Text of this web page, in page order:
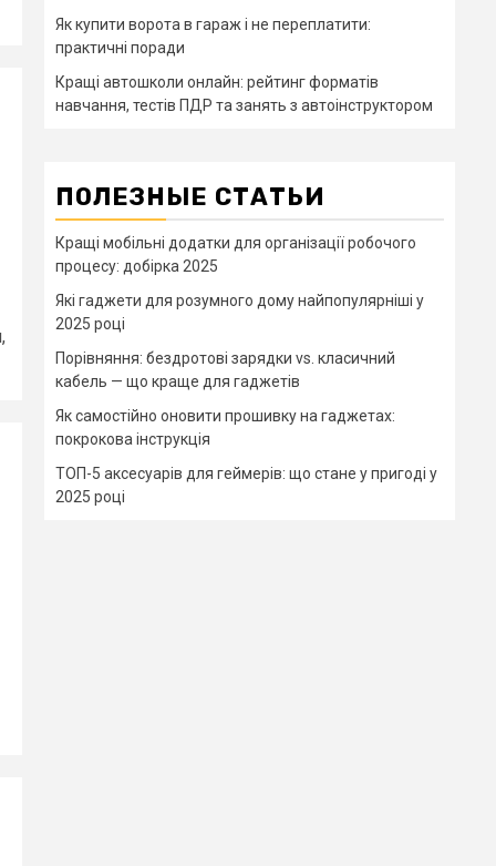
Як купити ворота в гараж і не переплатити:
практичні поради
Кращі автошколи онлайн: рейтинг форматів
навчання, тестів ПДР та занять з автоінструктором
ПОЛЕЗНЫЕ СТАТЬИ
Кращі мобільні додатки для організації робочого
процесу: добірка 2025
Які гаджети для розумного дому найпопулярніші у
2025 році
Порівняння: бездротові зарядки vs. класичний
кабель — що краще для гаджетів
Як самостійно оновити прошивку на гаджетах:
покрокова інструкція
ТОП-5 аксесуарів для геймерів: що стане у пригоді у
2025 році